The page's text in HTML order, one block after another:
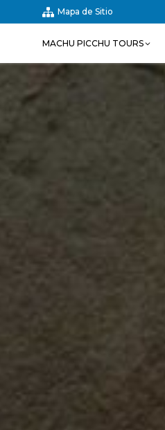
Mapa de Sitio
MACHU PICCHU TOURS